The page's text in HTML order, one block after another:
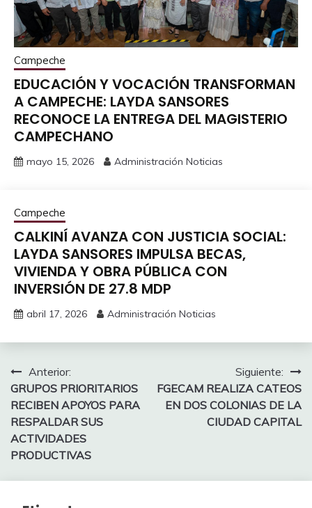
Campeche
EDUCACIÓN Y VOCACIÓN TRANSFORMAN
A CAMPECHE: LAYDA SANSORES
RECONOCE LA ENTREGA DEL MAGISTERIO
CAMPECHANO
mayo 15, 2026 Administración Noticias
Campeche
CALKINÍ AVANZA CON JUSTICIA SOCIAL:
LAYDA SANSORES IMPULSA BECAS,
VIVIENDA Y OBRA PÚBLICA CON
INVERSIÓN DE 27.8 MDP
abril 17, 2026 Administración Noticias
Navegación
de
entradas
Anterior:
GRUPOS PRIORITARIOS
RECIBEN APOYOS PARA
RESPALDAR SUS
ACTIVIDADES
PRODUCTIVAS
Siguiente:
FGECAM REALIZA CATEOS
EN DOS COLONIAS DE LA
CIUDAD CAPITAL